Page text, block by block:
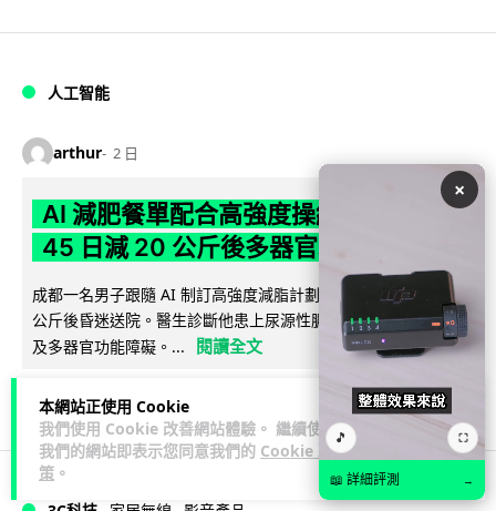
本網站正使用 Cookie
我們使用 Cookie 改善網站體驗。 繼續使用
我們的網站即表示您同意我們的 Cookie 政
策 。
人工智能
arthur 2 日
AI 減肥餐單配合高強度操練 成都男
45 日減 20 公斤後多器官衰竭
成都一名男子跟隨 AI 制訂高強度減脂計劃，45 日內減去約 20
公斤後昏迷送院。醫生診斷他患上尿源性膿毒症、膿毒性休克
及多器官功能障礙。...
閱讀全文
23 4 分享
×
🎵 ⛶
📖 詳細評測 →